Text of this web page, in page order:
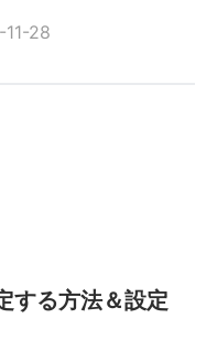
28
する方法＆設定